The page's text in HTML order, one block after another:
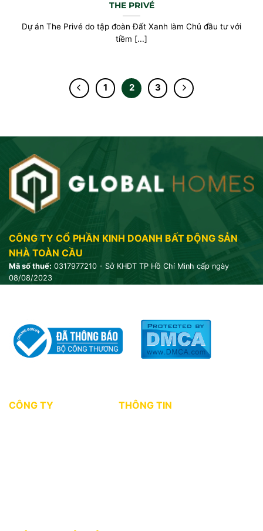
THE PRIVÉ
Dự án The Privé do tập đoàn Đất Xanh làm Chủ đầu tư với
tiềm [...]
1 2 3
CÔNG TY CỔ PHẦN KINH DOANH BẤT ĐỘNG SẢN
NHÀ TOÀN CẦU
Mã số thuế: 0317977210 - Sở KHĐT TP Hồ Chí Minh cấp ngày
08/08/2023
CÔNG TY THÔNG TIN